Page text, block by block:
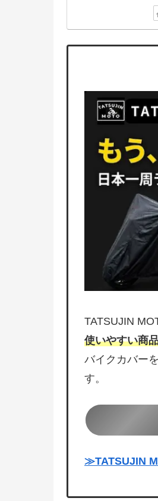
TATSUJIN
使いやすい商
バイクカバー
す。
≫TATSUJIN